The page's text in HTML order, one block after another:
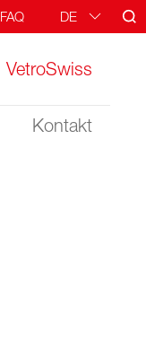
FAQ DE
VetroSwiss
Kontakt